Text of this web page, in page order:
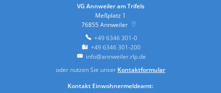
VG Annweiler am Trifels
Meßplatz 1
76855Annweiler
+49 6346 301-0
+49 6346 301-200
info@annweiler.rlp.de
oder nutzen Sie unser Kontaktformular
Kontakt Einwohnermeldeamt: